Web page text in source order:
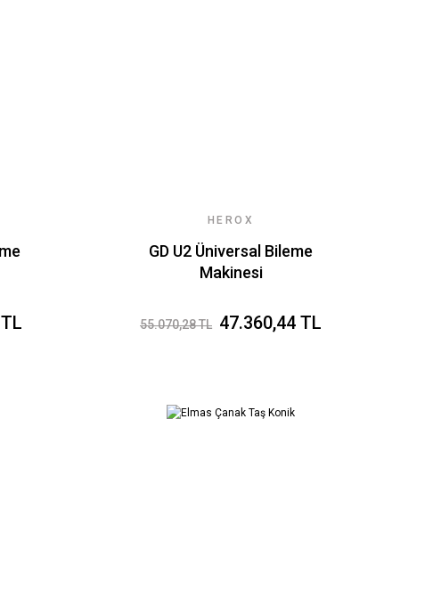
HEROX
GD U2 Üniversal Bileme
Makinesi
55.070,28 TL 47.360,44 TL